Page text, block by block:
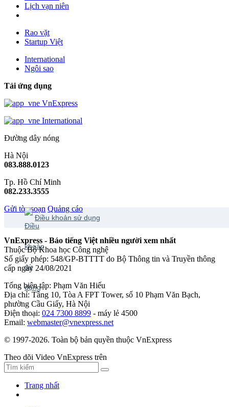
Lịch vạn niên
Rao vặt
Startup Việt
International
Ngôi sao
Tải ứng dụng
VnExpress
International
Đường dây nóng
Hà Nội
083.888.0123
Tp. Hồ Chí Minh
082.233.3555
Gửi tòa soạn Quảng cáo
Điều khoản sử dụng
VnExpress - Báo tiếng Việt nhiều người xem nhất
Thuộc Bộ Khoa học Công nghệ
Số giấy phép: 548/GP-BTTTT do Bộ Thông tin và Truyền thông
cấp ngày 24/08/2021
Tổng biên tập: Phạm Văn Hiếu
Địa chỉ: Tầng 10, Tòa A FPT Tower, số 10 Phạm Văn Bạch,
phường Cầu Giấy, Hà Nội
Điện thoại: 024 7300 8899 - máy lẻ 4500
Email: webmaster@vnexpress.net
© 1997-2026. Toàn bộ bản quyền thuộc VnExpress
Theo dõi Video VnExpress trên
Trang nhất